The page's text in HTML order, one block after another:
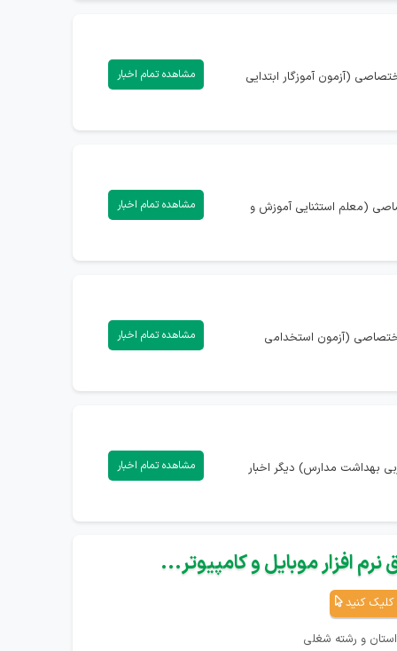
دارید، می‌توانید با ورود به صفحه اختصاصی (آزمون آموزگار ابتدایی مشاهده تمام اخبار
(معلم استثنایی آموزش و مشاهده تمام اخبار
(آزمون استخدامی مشاهده تمام اخبار
بهداشت مدارس) دیگر اخبار مشاهده تمام اخبار
افزار موبایل و کامپیوتر...
کلیک کنید
و رشته شغلی